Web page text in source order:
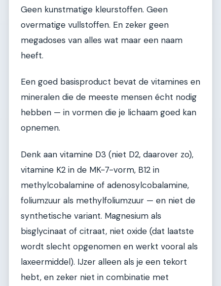
Geen kunstmatige kleurstoffen. Geen
overmatige vullstoffen. En zeker geen
megadoses van alles wat maar een naam
heeft.
Een goed basisproduct bevat de vitamines en
mineralen die de meeste mensen écht nodig
hebben — in vormen die je lichaam goed kan
opnemen.
Denk aan vitamine D3 (niet D2, daarover zo),
vitamine K2 in de MK-7-vorm, B12 in
methylcobalamine of adenosylcobalamine,
foliumzuur als methylfoliumzuur — en niet de
synthetische variant. Magnesium als
bisglycinaat of citraat, niet oxide (dat laatste
wordt slecht opgenomen en werkt vooral als
laxeermiddel). IJzer alleen als je een tekort
hebt, en zeker niet in combinatie met